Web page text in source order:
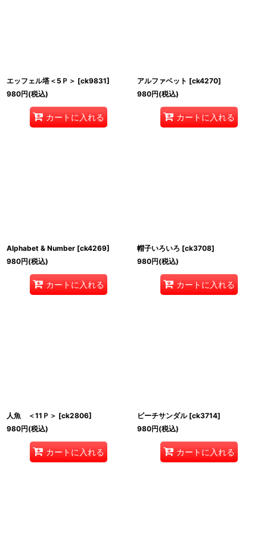
エッフェル塔＜5Ｐ＞ [ck9831]
980円(税込)
カートに入れる
アルファベット [ck4270]
980円(税込)
カートに入れる
Alphabet & Number [ck4269]
980円(税込)
カートに入れる
帽子いろいろ [ck3708]
980円(税込)
カートに入れる
人魚 ＜11Ｐ＞ [ck2806]
980円(税込)
カートに入れる
ビーチサンダル [ck3714]
980円(税込)
カートに入れる